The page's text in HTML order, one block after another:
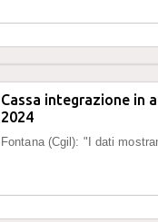
Cassa integrazione in
2024
Fontana (Cgil): "I dati